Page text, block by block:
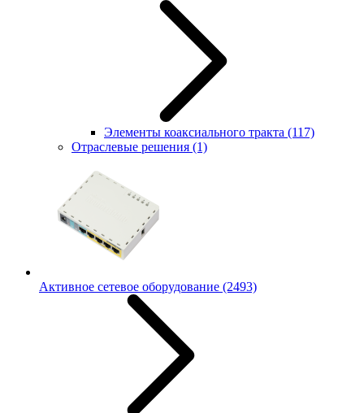
Элементы коаксиального тракта (117)
Отраслевые решения (1)
Активное сетевое оборудование (2493)